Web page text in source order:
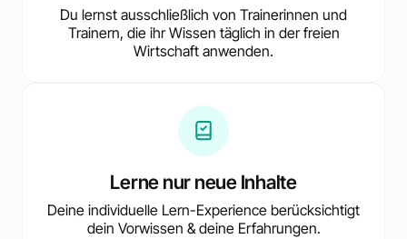
Du lernst ausschließlich von Trainerinnen und
Trainern, die ihr Wissen täglich in der freien
Wirtschaft anwenden.
Lerne nur neue Inhalte
Deine individuelle Lern-Experience berücksichtigt
dein Vorwissen & deine Erfahrungen.